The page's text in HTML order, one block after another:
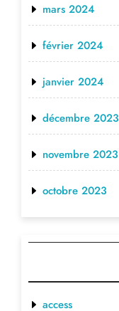
mars 2024
février 2024
janvier 2024
décembre 2023
novembre 2023
octobre 2023
access